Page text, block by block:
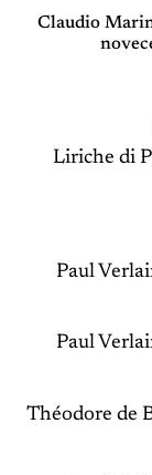
Claudio
Liriche di
Paul
Paul
Théodore de